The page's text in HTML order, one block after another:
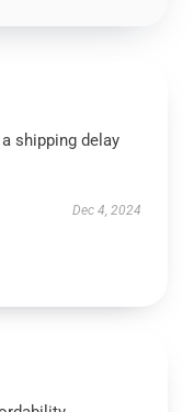
shipping delay
Dec 4, 2024